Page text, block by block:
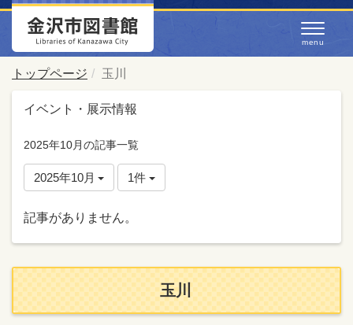
トップページ 玉川
イベント・展示情報
2025年10月の記事一覧
2025年10月 1件
記事がありません。
玉川